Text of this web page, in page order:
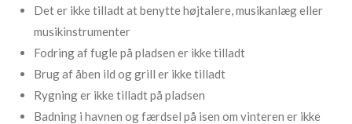
Det er ikke tilladt at benytte højtalere, musikanlæg eller
musikinstrumenter
Fodring af fugle på pladsen er ikke tilladt
Brug af åben ild og grill er ikke tilladt
Rygning er ikke tilladt på pladsen
Badning i havnen og færdsel på isen om vinteren er ikke